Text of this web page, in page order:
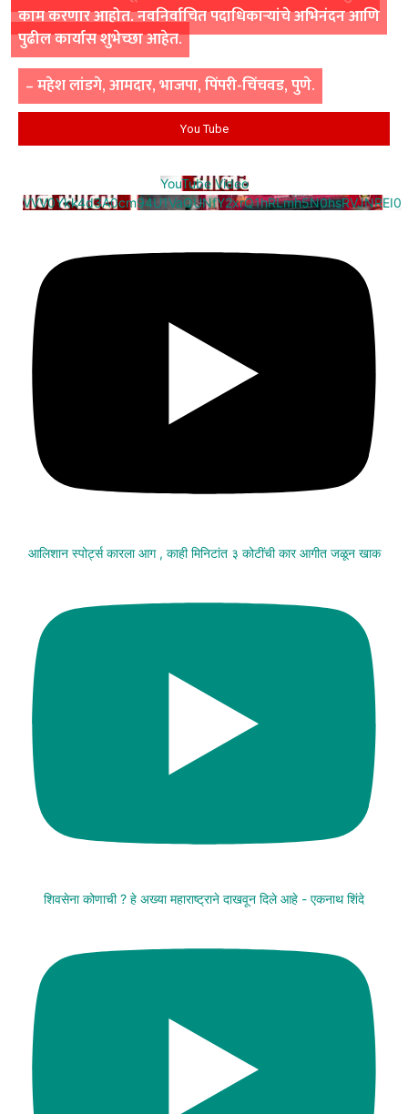
काम करणार आहोत. नवनिर्वाचित पदाधिकाऱ्यांचे अभिनंदन आणि
पुढील कार्यास शुभेच्छा आहेत.
– महेश लांडगे, आमदार, भाजपा, पिंपरी-चिंचवड, पुणे.
You Tube
YouTube Video
VVV0Ykk4d3A0cm94U1VaQUNfY2xrQ1hRLmh5N0hsRVJNREI0
आलिशान स्पोर्ट्स कारला आग , काही मिनिटांत ३ कोटींची कार आगीत जळून खाक
शिवसेना कोणाची ? हे अख्या महाराष्ट्राने दाखवून दिले आहे - एकनाथ शिंदे